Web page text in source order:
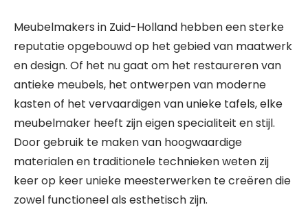
Meubelmakers in Zuid-Holland hebben een sterke
reputatie opgebouwd op het gebied van maatwerk
en design. Of het nu gaat om het restaureren van
antieke meubels, het ontwerpen van moderne
kasten of het vervaardigen van unieke tafels, elke
meubelmaker heeft zijn eigen specialiteit en stijl.
Door gebruik te maken van hoogwaardige
materialen en traditionele technieken weten zij
keer op keer unieke meesterwerken te creëren die
zowel functioneel als esthetisch zijn.